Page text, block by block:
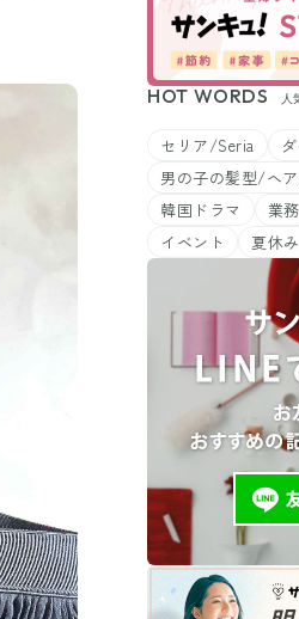
HOT WORDS 人
セリア/Seria
男の子の髪型/ヘ
韓国ドラマ
業
イベント
夏休み